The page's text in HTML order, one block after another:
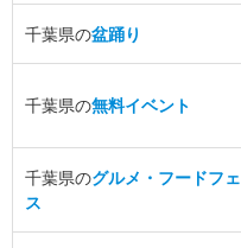
千葉県の盆踊り
千葉県の無料イベント
千葉県のグルメ・フードフェ
ス